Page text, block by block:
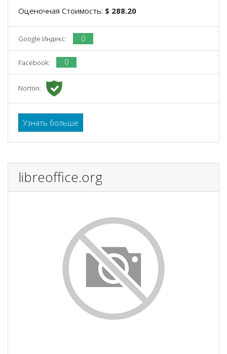
Оценочная Стоимость: $ 288.20
Google Индекс: 0
Facebook: 0
Norton:
Узнать больше
libreoffice.org